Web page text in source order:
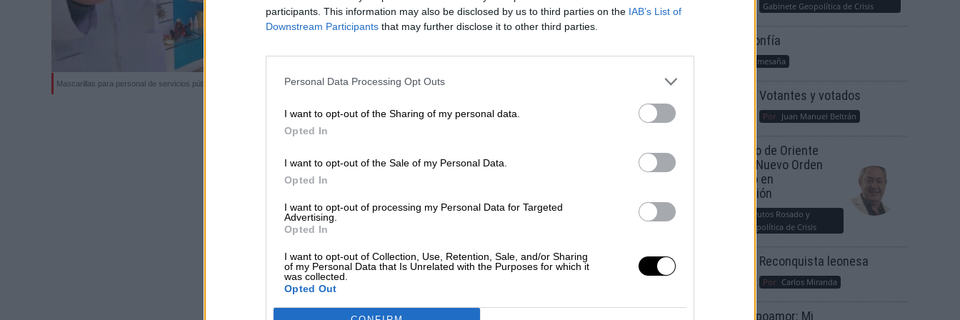
participants. This information may also be disclosed by us to third parties on the IAB’s List of
Downstream Participants that may further disclose it to other third parties.
Personal Data Processing Opt Outs
I want to opt-out of the Sharing of my personal data.
Opted In
I want to opt-out of the Sale of my Personal Data.
Opted In
I want to opt-out of processing my Personal Data for Targeted
Advertising.
Opted In
I want to opt-out of Collection, Use, Retention, Sale, and/or Sharing
of my Personal Data that Is Unrelated with the Purposes for which it
was collected.
Opted Out
Mascarillas para personal de servicios públicos
La Cadena Ser filtra algunas de las medidas para prevenir el
contagio de Covid-19 que este martes podría anunciar el
Gobierno de Sánchez
Más artículos de este autor
Gabinete Geopolítica de Crisis
Suelta y confía
María Comesaña
Votantes y votados
Por Juan Manuel Beltrán
El Conflicto de Oriente
Medio: Un Nuevo Orden
Autoritario en
Construcción
Álvaro Frutos Rosado y
Gabinete Geopolítica de Crisis
Reconquista leonesa
Por Carlos Miranda
Clara Campoamor: Mi